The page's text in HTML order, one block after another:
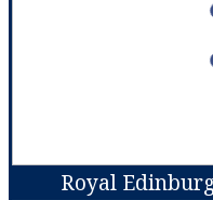
Utazás
Időpont:
Royal